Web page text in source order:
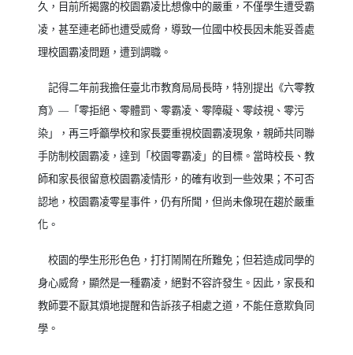
久，目前所揭露的校園霸凌比想像中的嚴重，不僅學生遭受霸
凌，甚至連老師也遭受威脅，導致一位國中校長因未能妥善處
理校園霸凌問題，遭到調職。
記得二年前我擔任臺北市教育局局長時，特別提出《六零教
育》 — 「零拒絕、零體罰、零霸凌、零障礙、零歧視、零污
染」，再三呼籲學校和家長要重視校園霸凌現象，親師共同聯
手防制校園霸凌，達到「校園零霸凌」的目標。當時校長、教
師和家長很留意校園霸凌情形，的確有收到一些效果；不可否
認地，校園霸凌零星事件，仍有所聞，但尚未像現在趨於嚴重
化。
校園的學生形形色色，打打鬧鬧在所難免；但若造成同學的
身心威脅，顯然是一種霸凌，絕對不容許發生。因此，家長和
教師要不厭其煩地提醒和告訴孩子相處之道，不能任意欺負同
學。